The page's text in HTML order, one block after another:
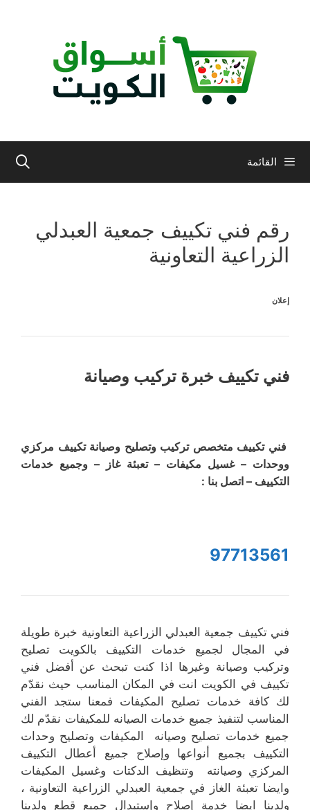
القائمة
رقم فني تكييف جمعية العبدلي
الزراعية التعاونية
إعلان
فني تكييف خبرة تركيب وصيانة
فني تكييف متخصص تركيب وتصليح وصيانة تكييف مركزي
ووحدات – غسيل مكيفات – تعبئة غاز – وجميع خدمات
التكييف – اتصل بنا :
97713561
فني تكييف جمعية العبدلي الزراعية التعاونية خبرة طويلة
في المجال لجميع خدمات التكييف بالكويت تصليح
وتركيب وصيانة وغيرها اذا كنت تبحث عن أفضل فني
تكييف في الكويت انت في المكان المناسب حيث نقدّم
لك كافة خدمات تصليح المكيفات فمعنا ستجد الفني
المناسب لتنفيذ جميع خدمات الصيانه للمكيفات نقدّم لك
جميع خدمات تصليح وصيانه المكيفات وتصليح وحدات
التكييف بجميع أنواعها وإصلاح جميع أعطال التكييف
المركزي وصيانته وتنظيف الدكتات وغسيل المكيفات
وايضا تعبئة الغاز في جمعية العبدلي الزراعية التعاونية ،
ولدينا ايضا خدمة إصلاح وإستبدال جميع قطع ولدينا